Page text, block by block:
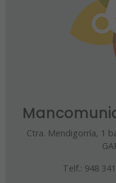
Ctra. Mendigorría, 1
Telf.: 948